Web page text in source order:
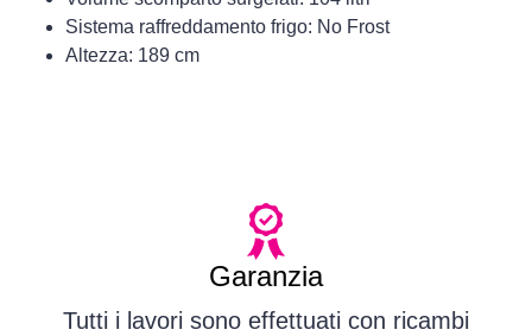
Sistema raffreddamento frigo: No Frost
Altezza: 189 cm
Garanzia
Tutti i lavori sono effettuati con ricambi